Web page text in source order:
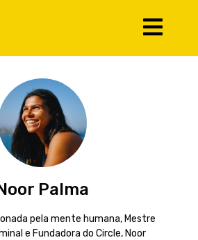
Palma
pela mente humana, Mestre
e Fundadora do Circle, Noor